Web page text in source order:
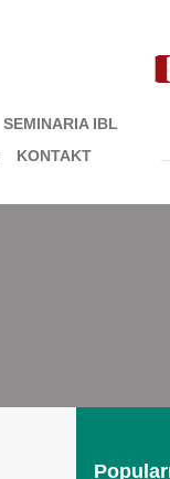
SEMINARIA IBL
KONTAKT